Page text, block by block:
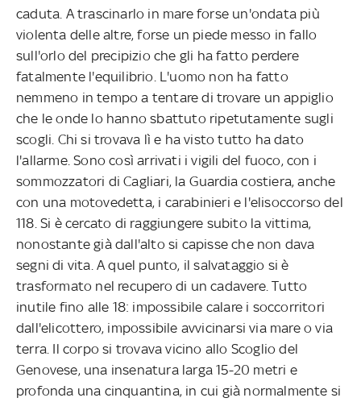
caduta. A trascinarlo in mare forse un'ondata più
violenta delle altre, forse un piede messo in fallo
sull'orlo del precipizio che gli ha fatto perdere
fatalmente l'equilibrio. L'uomo non ha fatto
nemmeno in tempo a tentare di trovare un appiglio
che le onde lo hanno sbattuto ripetutamente sugli
scogli. Chi si trovava lì e ha visto tutto ha dato
l'allarme. Sono così arrivati i vigili del fuoco, con i
sommozzatori di Cagliari, la Guardia costiera, anche
con una motovedetta, i carabinieri e l'elisoccorso del
118. Si è cercato di raggiungere subito la vittima,
nonostante già dall'alto si capisse che non dava
segni di vita. A quel punto, il salvataggio si è
trasformato nel recupero di un cadavere. Tutto
inutile fino alle 18: impossibile calare i soccorritori
dall'elicottero, impossibile avvicinarsi via mare o via
terra. Il corpo si trovava vicino allo Scoglio del
Genovese, una insenatura larga 15-20 metri e
profonda una cinquantina, in cui già normalmente si